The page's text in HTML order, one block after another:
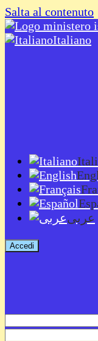
Salta al contenuto
Italiano
عربى
Accedi